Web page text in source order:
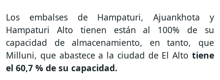
Los embalses de Hampaturi, Ajuankhota y
Hampaturi Alto tienen están al 100% de su
capacidad de almacenamiento, en tanto, que
Milluni, que abastece a la ciudad de El Alto tiene
el 60,7 % de su capacidad.